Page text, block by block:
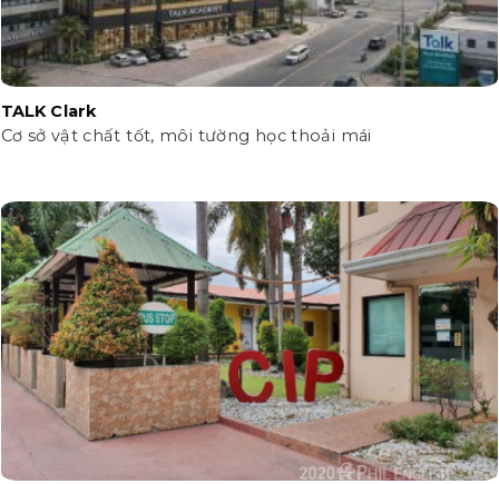
TALK Clark
Cơ sở vật chất tốt, môi tường học thoải mái